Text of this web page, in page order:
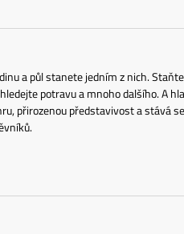
a půl stanete jedním z nich.
potravu a mnoho dalšího. A
přirozenou představivost a stává